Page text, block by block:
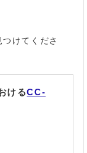
けてくださ
けるCC-